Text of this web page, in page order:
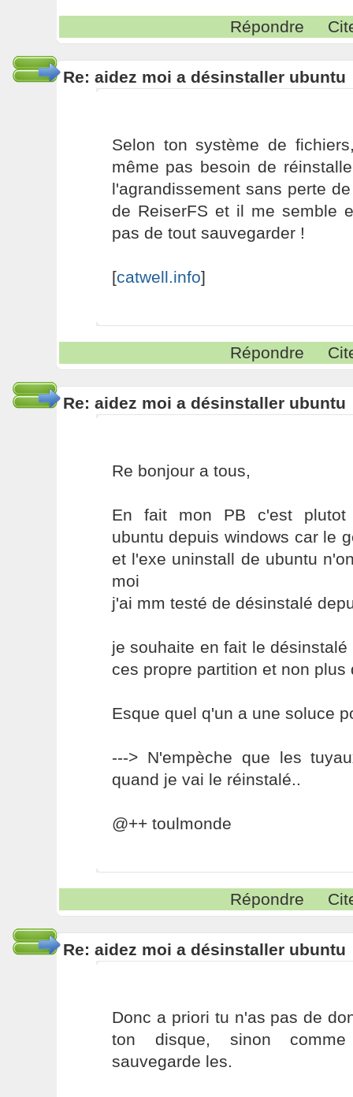
Répondre
Re: aidez moi a désinstaller ubuntu
Selon ton système de
même pas besoin de
l'agrandissement sans perte
de ReiserFS et il me semble
pas de tout sauvegarder !
[catwell.info]
Répondre
Re: aidez moi a désinstaller ubuntu
Re bonjour a tous,
En fait mon PB c'est plutot
ubuntu depuis windows car le
et l'exe uninstall de ubuntu
moi
j'ai mm testé de désinstalé
je souhaite en fait le
ces propre partition et non plus
Esque quel q'un a une soluce
---> N'empèche que les
quand je vai le réinstalé..
@++ toulmonde
Répondre
Re: aidez moi a désinstaller ubuntu
Donc a priori tu n'as pas de
ton disque, sinon comme
sauvegarde les.